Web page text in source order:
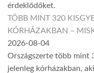
érdeklődőket.
TÖBB MINT 320
KÓRHÁZAKBAN –
2026-08-04
Országszerte több mint
jelenleg kórházakban,